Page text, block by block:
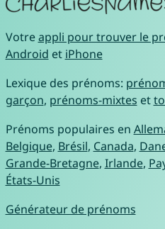
Votreappli pour trouver le
Android et iPhone
Lexique des prénoms:
garçon, prénoms-mixtes et
Prénoms populaires en
Belgique, Brésil, Canada,
Grande-Bretagne, Irlande,
États-Unis
Générateur de prénoms